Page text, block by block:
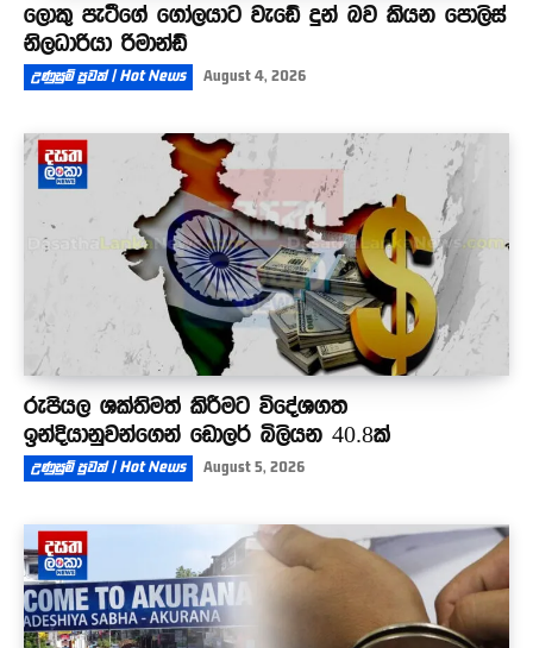
ලොකු පැටීගේ ගෝලයාට වැඩේ දුන් බව කියන පොලිස්
නිලධාරියා රිමාන්ඩ්
උණුසුම් පුවත් | Hot News August 4, 2026
රුපියල ශක්තිමත් කිරීමට විදේශගත
ඉන්දියානුවන්ගෙන් ඩොලර් බිලියන 40.8ක්
උණුසුම් පුවත් | Hot News August 5, 2026